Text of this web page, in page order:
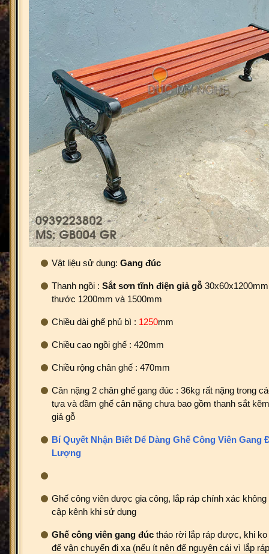
Vật liệu sử dụng: Gang đúc
Thanh ngồi : Sắt sơn tĩnh điện giả gỗ
thước 1200mm và 1500mm
Chiều dài ghế phủ bì : 1250mm
Chiều cao ngồi ghế : 420mm
Chiều rộng chân ghế : 470mm
Cân nặng 2 chân ghế gang đúc : 36kg rất nặng trong
tựa và đầm ghế cân nặng chưa bao gồm thanh sắt
giả gỗ
Bí Quyết Nhận Biết Dể Dàng Ghế Công Viên Gang
Lượng
Ghế công viên được gia công, lắp ráp chính xác không
cập kênh khi sử dụng
Ghế công viên gang đúc tháo rời lắp ráp được, khi
để vận chuyển đi xa (nếu ít nên để nguyên cái vì lắp